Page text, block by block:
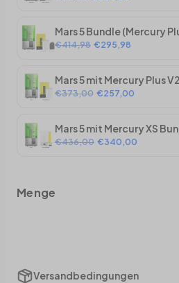
Mars 5 Bundle (Mercury
€414,98 €295,98
Mars 5 mit Mercury Plus
€373,00 €257,00
Mars 5 mit Mercury XS
€436,00 €340,00
Menge
Versandbedingungen